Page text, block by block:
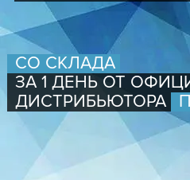
СО СКЛАДА
ЗА 1 ДЕНЬ ОТ
ДИСТРИБЬЮТОРА